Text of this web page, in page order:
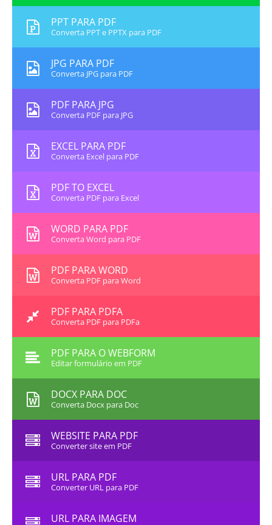
PPT PARA PDF
Converta PPT e PPTX para PDF
JPG PARA PDF
Converta JPG para PDF
PDF PARA JPG
Converta PDF para JPG
EXCEL PARA PDF
Converta Excel para PDF
PDF TO EXCEL
Converta PDF para Excel
WORD PARA PDF
Converta Word para PDF
PDF PARA WORD
Converta PDF para Word
PDF PARA PDFA
Converta PDF para PDFa
PDF PARA O WEBFORM
Editar formulário em PDF
DOCX PARA DOC
Converta Docx para Doc
WEBSITE PARA PDF
Converter site em PDF
URL PARA PDF
Converter URL para PDF
URL PARA IMAGEM